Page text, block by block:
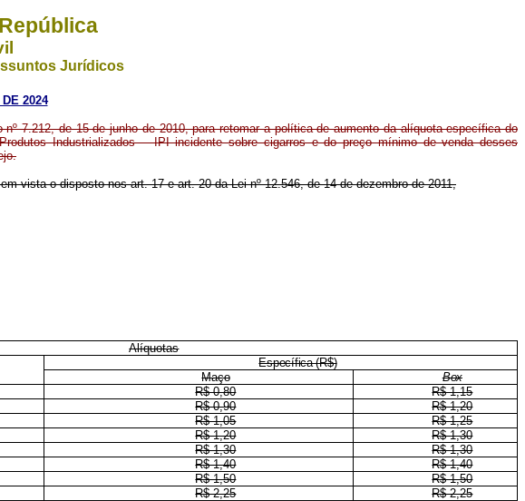
Jurídicos
2024
nº 7.212, de 15 de junho de 2010, para retomar a política de aumento da alíquota específica do
Industrializados – IPI incidente sobre cigarros e do preço mínimo de venda desses
vista o disposto nos art. 17 e art. 20 da Lei nº 12.546, de 14 de dezembro de 2011,
Alíquotas
Específica (R$)
Maço
Box
R$ 0,80
R$ 1,15
R$ 0,90
R$ 1,20
R$ 1,05
R$ 1,25
R$ 1,20
R$ 1,30
R$ 1,30
R$ 1,30
R$ 1,40
R$ 1,40
R$ 1,50
R$ 1,50
R$ 2,25 R$ 2,25